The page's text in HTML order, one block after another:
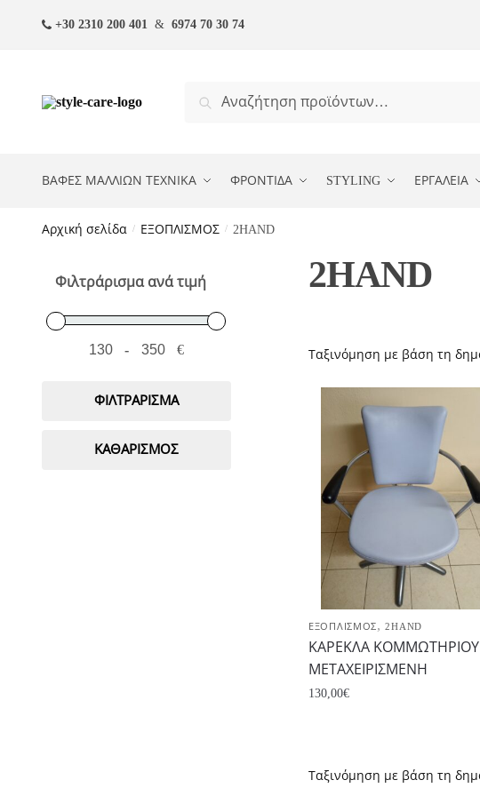
+30 2310 200 401 & 6974 70 30 74
Αναζήτηση
Αναζήτηση
ΒΑΦΕΣ ΜΑΛΛΙΩΝ ΤΕΧΝΙΚΑ ΦΡΟΝΤΙΔΑ STYLING ΕΡΓΑΛΕΙΑ
Αρχική σελίδα / ΕΞΟΠΛΙΣΜΟΣ / 2HAND
2HAND
ΕΞΟΠΛΙΣΜΟΣ,2HAND
ΚΑΡΕΚΛΑ ΚΟΜΜΩΤΗΡΙΟΥ
ΜΕΤΑΧΕΙΡΙΣΜΕΝΗ
130,00€
Φιλτράρισμα ανά τιμή
- €
ΦΙΛΤΡΆΡΙΣΜΑ
ΚΑΘΑΡΙΣΜΌΣ